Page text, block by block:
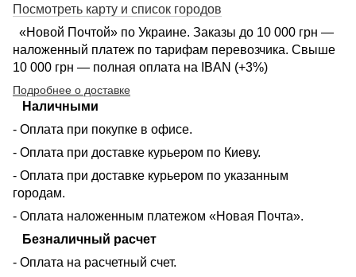
Посмотреть карту и список городов
«Новой Почтой» по Украине. Заказы до 10 000 грн —
наложенный платеж по тарифам перевозчика. Свыше
10 000 грн — полная оплата на IBAN (+3%)
Подробнее о доставке
Наличными
- Оплата при покупке в офисе.
- Оплата при доставке курьером по Киеву.
- Оплата при доставке курьером по указанным
городам.
- Оплата наложенным платежом «Новая Почта».
Безналичный расчет
- Оплата на расчетный счет.